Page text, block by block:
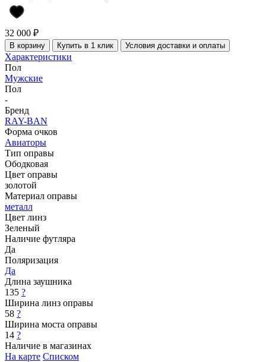
32 000 ₽
В корзину Купить в 1 клик Условия доставки и оплаты
Характеристики
Пол
Мужские
Пол
-
Бренд
RAY-BAN
Форма очков
Авиаторы
Тип оправы
Ободковая
Цвет оправы
золотой
Материал оправы
металл
Цвет линз
Зеленый
Наличие футляра
Да
Поляризация
Да
Длина заушника
135 ?
Ширина линз оправы
58 ?
Ширина моста оправы
14 ?
Наличие в магазинах
На карте Списком